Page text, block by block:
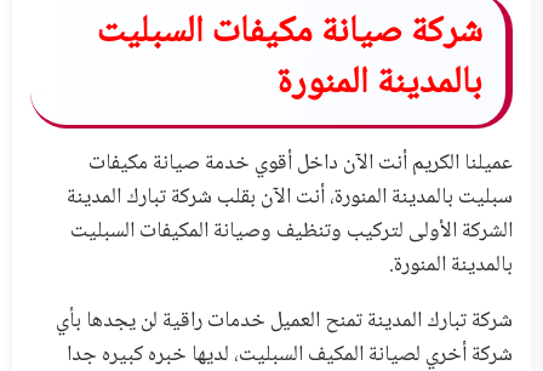
شركة صيانة مكيفات السبليت
بالمدينة المنورة
عميلنا الكريم أنت الآن داخل أقوي خدمة صيانة مكيفات
سبليت بالمدينة المنورة، أنت الآن بقلب شركة تبارك المدينة
الشركة الأولى لتركيب وتنظيف وصيانة المكيفات السبليت
بالمدينة المنورة.
شركة تبارك المدينة تمنح العميل خدمات راقية لن يجدها بأي
شركة أخري لصيانة المكيف السبليت، لديها خبره كبيره جدا